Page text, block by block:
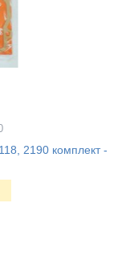
2190 комплект -